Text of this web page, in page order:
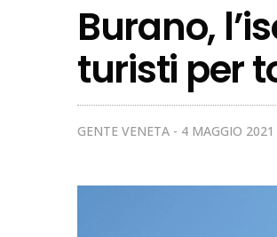
Burano,
turisti per
GENTE VENETA 4 MAGGIO 2021